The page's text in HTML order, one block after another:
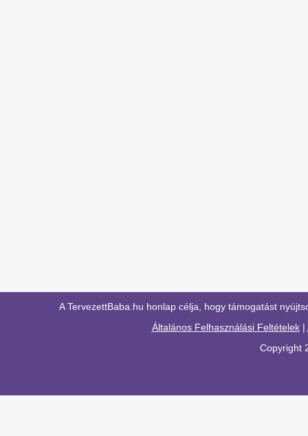
A TervezettBaba.hu honlap célja, hogy támogatást
Általános Felhasználási Feltételek|
Copyright